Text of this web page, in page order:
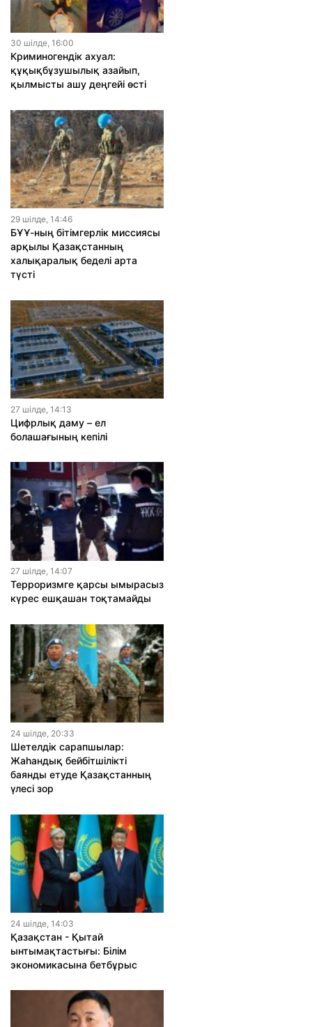
30 шiлде, 16:00
Криминогендік ахуал:
құқықбұзушылық азайып,
қылмысты ашу деңгейі өсті
29 шiлде, 14:46
БҰҰ-ның бітімгерлік миссиясы
арқылы Қазақстанның
халықаралық беделі арта
түсті
27 шiлде, 14:13
Цифрлық даму – ел
болашағының кепілі
27 шiлде, 14:07
Терроризмге қарсы ымырасыз
күрес ешқашан тоқтамайды
24 шiлде, 20:33
Шетелдік сарапшылар:
Жаһандық бейбітшілікті
баянды етуде Қазақстанның
үлесі зор
24 шiлде, 14:03
Қазақстан - Қытай
ынтымақтастығы: Білім
экономикасына бетбұрыс